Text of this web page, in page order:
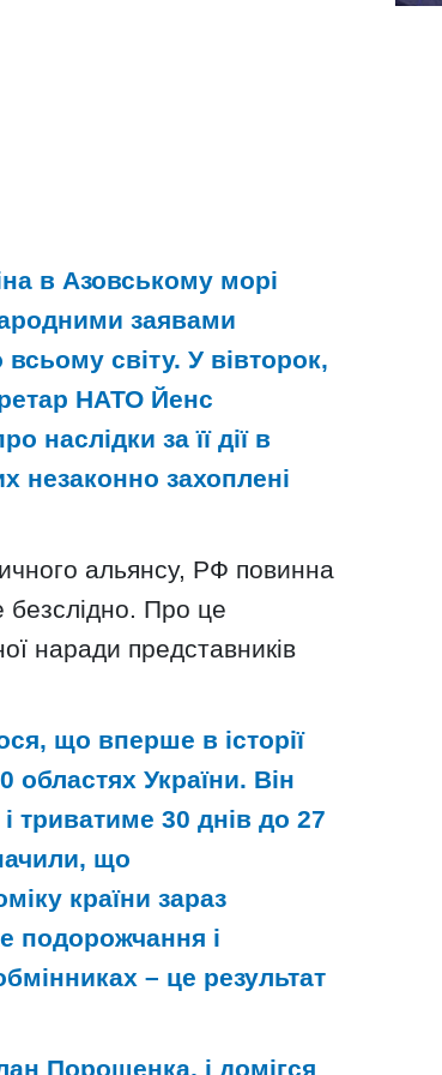
в Азовському морі
заявами
світу. У вівторок,
НАТО Йенс
наслідки за її дії в
незаконно захоплені
альянсу, РФ повинна
безслідно. Про це
наради представників
що вперше в історії
областях України. Він
триватиме 30 днів до 27
що
країни зараз
подорожчання і
– це результат
Порошенка, і домігся